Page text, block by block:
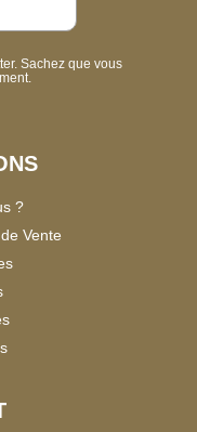
Sachez que vous
?
Vente